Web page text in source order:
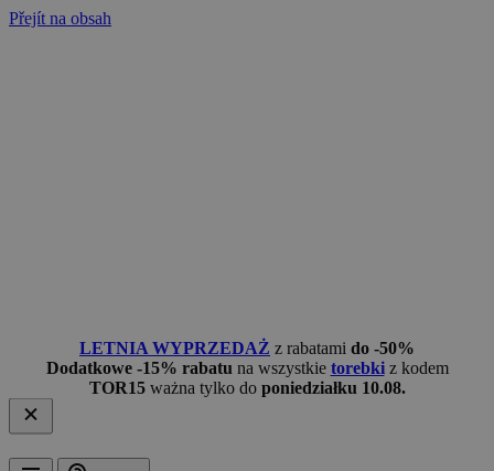
Přejít na obsah
LETNIA WYPRZEDAŻ z rabatami do -50%
Dodatkowe -15% rabatu na wszystkie torebkiz kodem
TOR15 ważna tylko do poniedziałku 10.08.